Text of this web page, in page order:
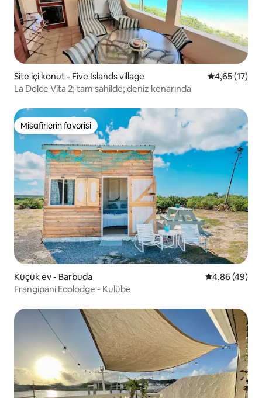
Site içi konut - Five Islands village 5 üzerinden
4,65 (17)
La Dolce Vita 2; tam sahilde; deniz kenarında
Misafirlerin favorisi
Misafirlerin favorisi
Küçük ev - Barbuda 5 üzerinden
4,86 (49)
Frangipani Ecolodge - Kulübe